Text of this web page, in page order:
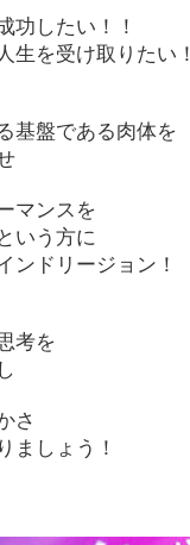
功したい！！
生を受け取りたい！
基盤である肉体を
マンスを
いう方に
ンドリージョン！
考を
さ
ましょう！